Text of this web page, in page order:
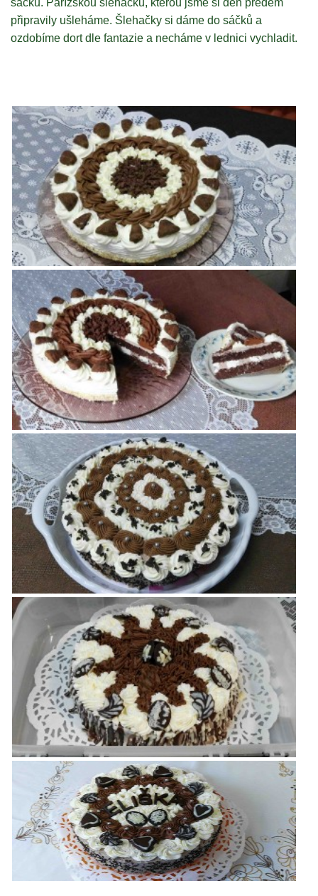
sáčku. Pařížskou šlehačku, kterou jsme si den předem
připravily ušleháme. Šlehačky si dáme do sáčků a
ozdobíme dort dle fantazie a necháme v lednici vychladit.